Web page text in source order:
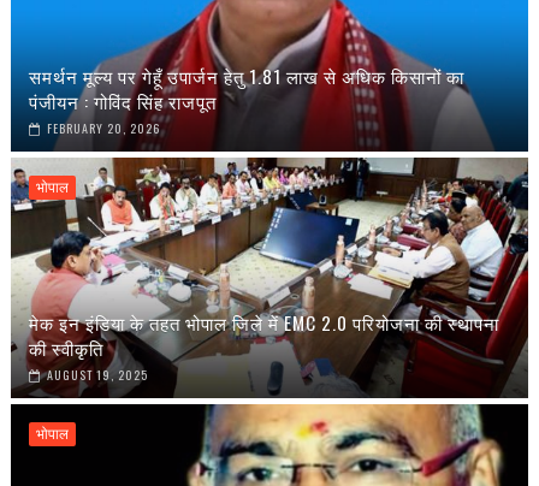
समर्थन मूल्य पर गेहूँ उपार्जन हेतु 1.81 लाख से अधिक किसानों का
पंजीयन : गोविंद सिंह राजपूत
FEBRUARY 20, 2026
भोपाल
मेक इन इंडिया के तहत भोपाल जिले में EMC 2.0 परियोजना की स्थापना
की स्वीकृति
AUGUST 19, 2025
भोपाल